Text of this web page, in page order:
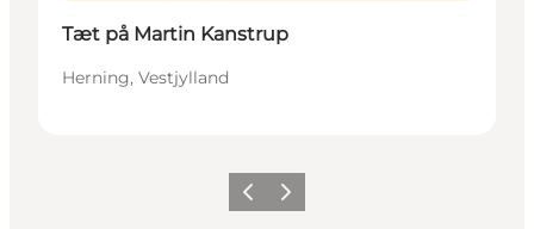
Tæt på Martin Kanstrup
Herning, Vestjylland
Forrige billede
Næste billede